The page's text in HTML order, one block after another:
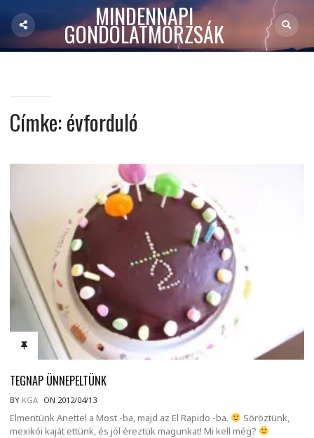
MINDENNAPI
GONDOLATMORZSÁK
Címke:évforduló
TEGNAP ÜNNEPELTÜNK
BY KGA ON 2012/04/13
Elmentünk Anettel a Most -ba, majd az El Rapido -ba.
Söröztünk,
mexikói kaját ettünk, és jól éreztük magunkat! Mi kell még?